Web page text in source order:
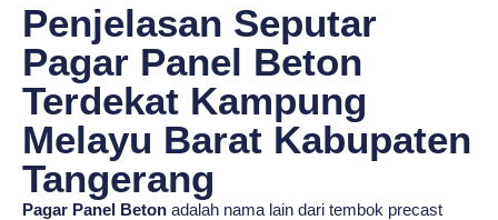
Penjelasan Seputar
Pagar Panel Beton
Terdekat Kampung
Melayu Barat Kabupaten
Tangerang
Pagar Panel Beton adalah nama lain dari tembok precast